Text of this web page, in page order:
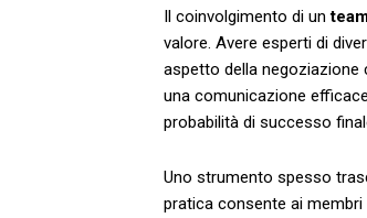
Il coinvolgimento di un
valore. Avere esperti di
aspetto ‌della negoziazione
‌una comunicazione
probabilità di⁤ successo
Uno strumento spesso
pratica consente ai